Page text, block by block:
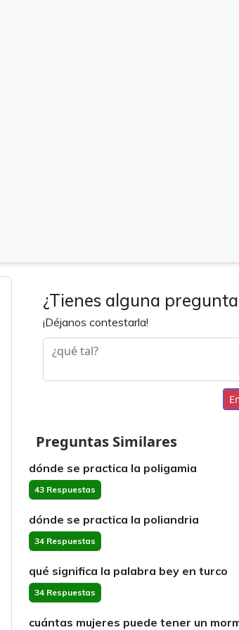
¿Tienes alguna
¡Déjanos contestarla!
Preguntas Similares
dónde se practica la poligamia
43 Respuestas
dónde se practica la poliandria
34 Respuestas
qué significa la palabra bey en turco
34 Respuestas
cuántas mujeres puede tener un